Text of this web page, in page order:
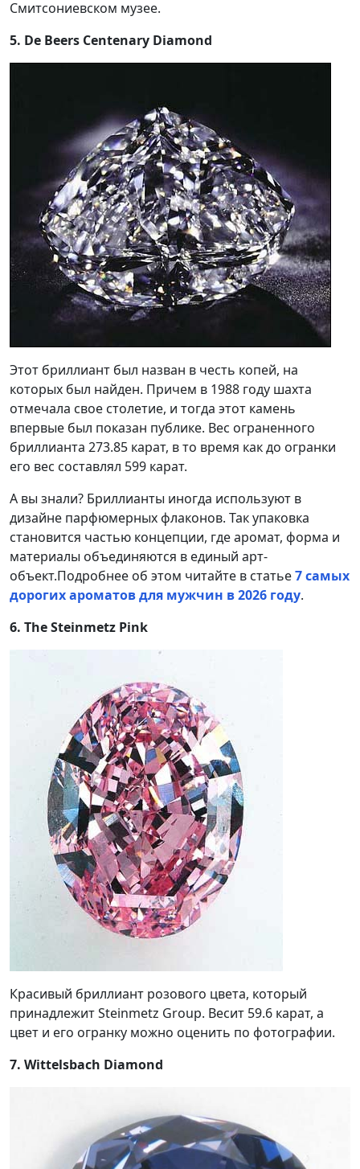
Смитсониевском музее.
5. De Beers Centenary Diamond
Этот бриллиант был назван в честь копей, на
которых был найден. Причем в 1988 году шахта
отмечала свое столетие, и тогда этот камень
впервые был показан публике. Вес ограненного
бриллианта 273.85 карат, в то время как до огранки
его вес составлял 599 карат.
А вы знали? Бриллианты иногда используют в
дизайне парфюмерных флаконов. Так упаковка
становится частью концепции, где аромат, форма и
материалы объединяются в единый арт-
объект.Подробнее об этом читайте в статье7 самых
дорогих ароматов для мужчин в 2026 году.
6. The Steinmetz Pink
Красивый бриллиант розового цвета, который
принадлежит Steinmetz Group. Весит 59.6 карат, а
цвет и его огранку можно оценить по фотографии.
7. Wittelsbach Diamond